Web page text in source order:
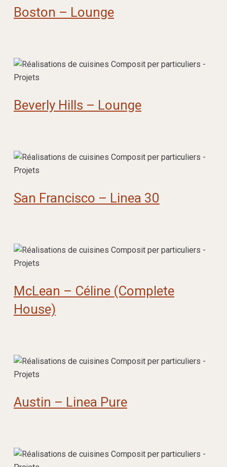
Boston – Lounge
Beverly Hills – Lounge
San Francisco – Linea 30
McLean – Céline (Complete
House)
Austin – Linea Pure